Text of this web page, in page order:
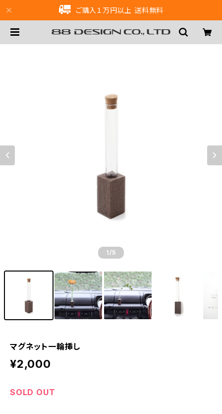
ご購入１万円以上 送料無料
1 /5
マグネット一輪挿し
¥2,000
SOLD OUT